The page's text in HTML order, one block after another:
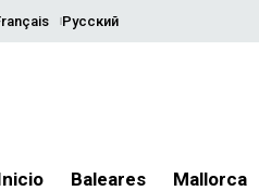
Русский
Baleares Mallorca